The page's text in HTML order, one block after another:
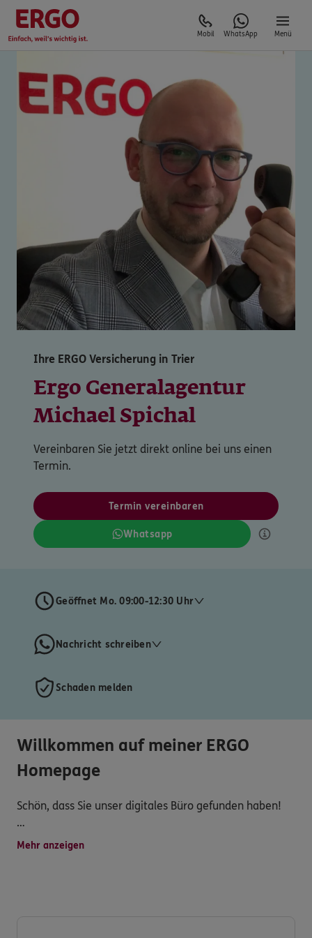
Mobil WhatsApp Menü
Ihre ERGO Versicherung in Trier
Ergo Generalagentur
Michael Spichal
Vereinbaren Sie jetzt direkt online bei uns einen
Termin.
Termin vereinbaren
Whatsapp
Geöffnet Mo. 09:00-12:30 Uhr
Nachricht schreiben
Schaden melden
Willkommen auf meiner ERGO
Homepage
Schön, dass Sie unser digitales Büro gefunden haben!
Hier können Sie 24 Stunden an 7 Tagen die Woche
Mehr anzeigen